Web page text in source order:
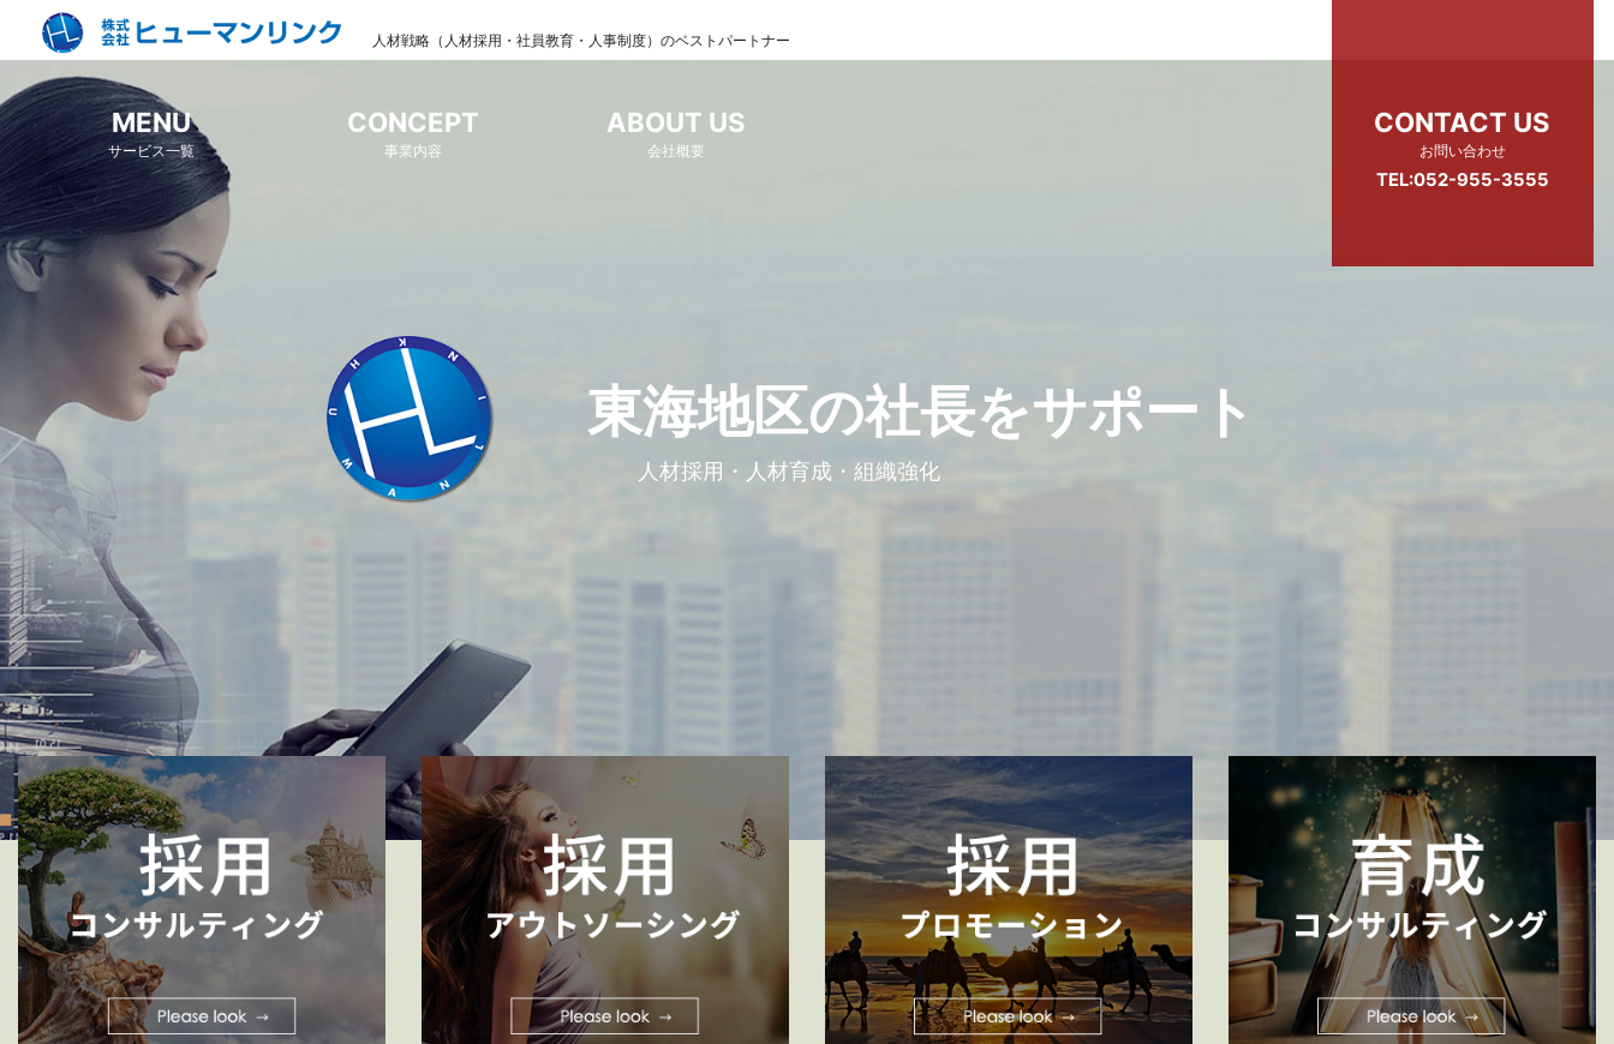
人材戦略（人材採用・社員教育・人事制度）のベストパートナー
MENU
サービス一覧
CONCEPT
事業内容
ABOUT US
会社概要
CONTACT US
お問い合わせ
TEL:052-955-3555
東海地区の社長をサポート
人材採用・人材育成・組織強化